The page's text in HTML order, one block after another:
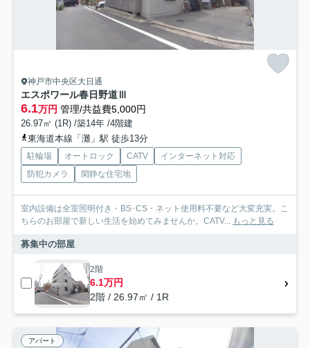
神戸市中央区大日通
エスポワール春日野道Ⅲ
6.1万円 管理/共益費5,000円
26.97㎡ (1R) /築14年 /4階建
東海道本線「灘」駅 徒歩13分
駐輪場 オートロック CATV
インターネット対応
防犯カメラ
閑静な住宅地
室内設備は全室照明付き・BS･CS・ネット使用料不要など大変充実。こ
ちらのお部屋で新しい生活を始めてみませんか。CATV...
もっと見る
募集中の部屋
2階
6.1万円
2階 / 26.97㎡ / 1R
アパート